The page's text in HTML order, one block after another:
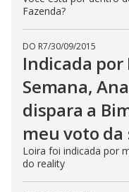
Fazenda?
DO R7/30/09/2015
Indicada por
Semana,
dispara a
meu voto da
Loira foi indicada por
do reality